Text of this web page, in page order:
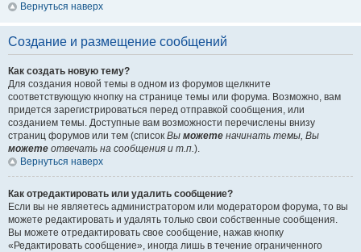
Вернуться наверх
Создание и размещение сообщений
Как создать новую тему?
Для создания новой темы в одном из форумов щелкните
соответствующую кнопку на странице темы или форума. Возможно, вам
придется зарегистрироваться перед отправкой сообщения, или
созданием темы. Доступные вам возможности перечислены внизу
страниц форумов или тем (список Вы можете начинать темы, Вы
можете отвечать на сообщения и т.п.).
Вернуться наверх
Как отредактировать или удалить сообщение?
Если вы не являетесь администратором или модератором форума, то вы
можете редактировать и удалять только свои собственные сообщения.
Вы можете отредактировать свое сообщение, нажав кнопку
«Редактировать сообщение», иногда лишь в течение ограниченного